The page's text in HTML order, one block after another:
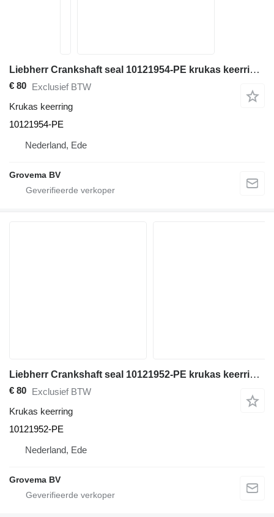
Liebherr Crankshaft seal 10121954-PE krukas keerring voor Liebherr bouwmachines
€ 80 Exclusief BTW
Krukas keerring
10121954-PE
Nederland, Ede
Grovema BV
Liebherr Crankshaft seal 10121952-PE krukas keerring voor bouwmachines
€ 80 Exclusief BTW
Krukas keerring
10121952-PE
Nederland, Ede
Grovema BV